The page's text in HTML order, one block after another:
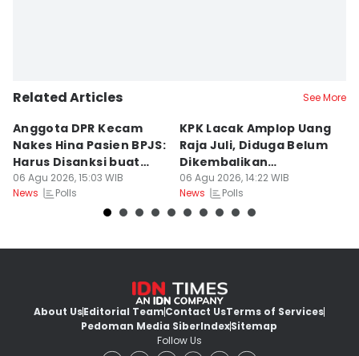
Related Articles See More
Anggota DPR Kecam
Nakes Hina Pasien BPJS:
Harus Disanksi buat
Pelajaran
06 Agu 2026, 15:03 WIB
News
Polls
KPK Lacak Amplop Uang
Raja Juli, Diduga Belum
Dikembalikan
Seluruhnya
06 Agu 2026, 14:22 WIB
News
Polls
About UsEditorial TeamContact UsTerms of Services
Pedoman Media SiberIndexSitemap
Follow Us